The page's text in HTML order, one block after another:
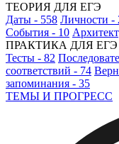
ТЕОРИЯ ДЛЯ ЕГЭ
Даты - 558 Личности -
События - 10
ПРАКТИКА ДЛЯ ЕГЭ
Тесты - 82
соответствий - 74
запоминания - 35
ТЕМЫ И ПРОГРЕСС